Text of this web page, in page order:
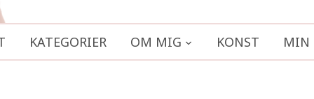
KATEGORIER OM MIG KONST MIN